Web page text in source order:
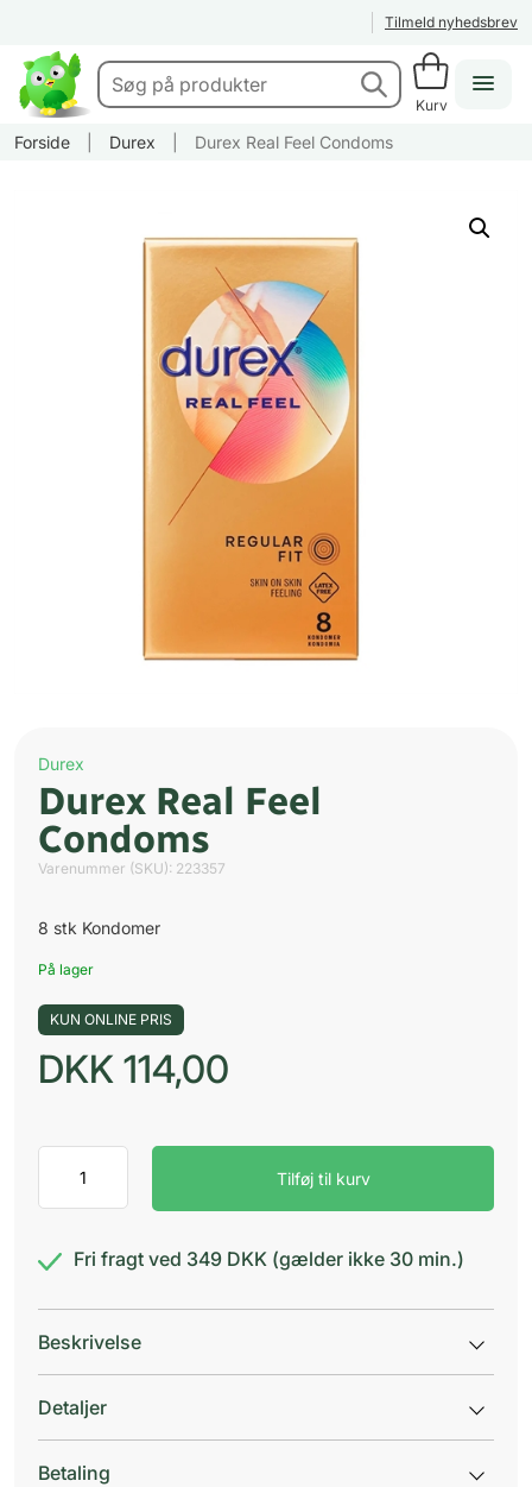
Tilmeld nyhedsbrev
Kurv
Forside Durex Durex Real Feel Condoms
Durex
Durex Real Feel
Condoms
Varenummer (SKU): 223357
8 stk Kondomer
På lager
KUN ONLINE PRIS
DKK 114,00
Feel
antal
Tilføj til kurv
Fri fragt ved 349 DKK (gælder ikke 30 min.)
Beskrivelse
Detaljer
Betaling